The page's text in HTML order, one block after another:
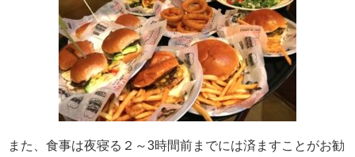
また、 食事は夜寝る２～3時間前までには済ますことがお勧